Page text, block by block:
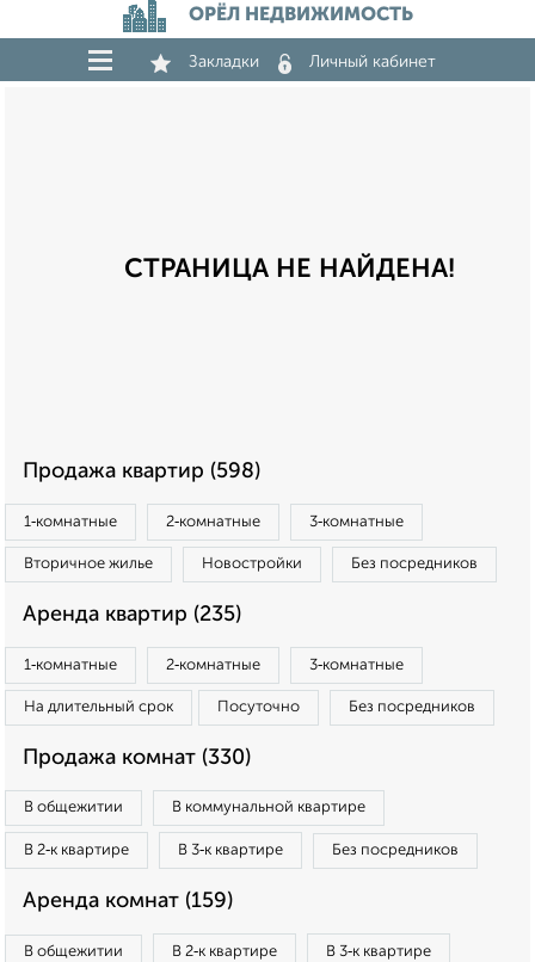
ОРЁЛ НЕДВИЖИМОСТЬ
Закладки Личный кабинет
СТРАНИЦА НЕ НАЙДЕНА!
Продажа квартир (598)
1‑комнатные 2‑комнатные 3‑комнатные
Вторичное жилье Новостройки Без посредников
Аренда квартир (235)
1‑комнатные 2‑комнатные 3‑комнатные
На длительный срок Посуточно Без посредников
Продажа комнат (330)
В общежитии В коммунальной квартире
В 2‑к квартире В 3‑к квартире Без посредников
Аренда комнат (159)
В общежитии В 2‑к квартире В 3‑к квартире